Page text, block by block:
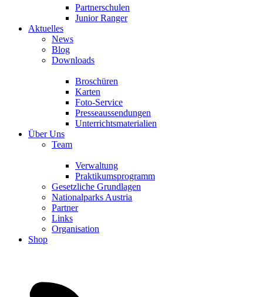
Partnerschulen
Junior Ranger
Aktuelles
News
Blog
Downloads
Broschüren
Karten
Foto-Service
Presseaussendungen
Unterrichtsmaterialien
Über Uns
Team
Verwaltung
Praktikumsprogramm
Gesetzliche Grundlagen
Nationalparks Austria
Partner
Links
Organisation
Shop